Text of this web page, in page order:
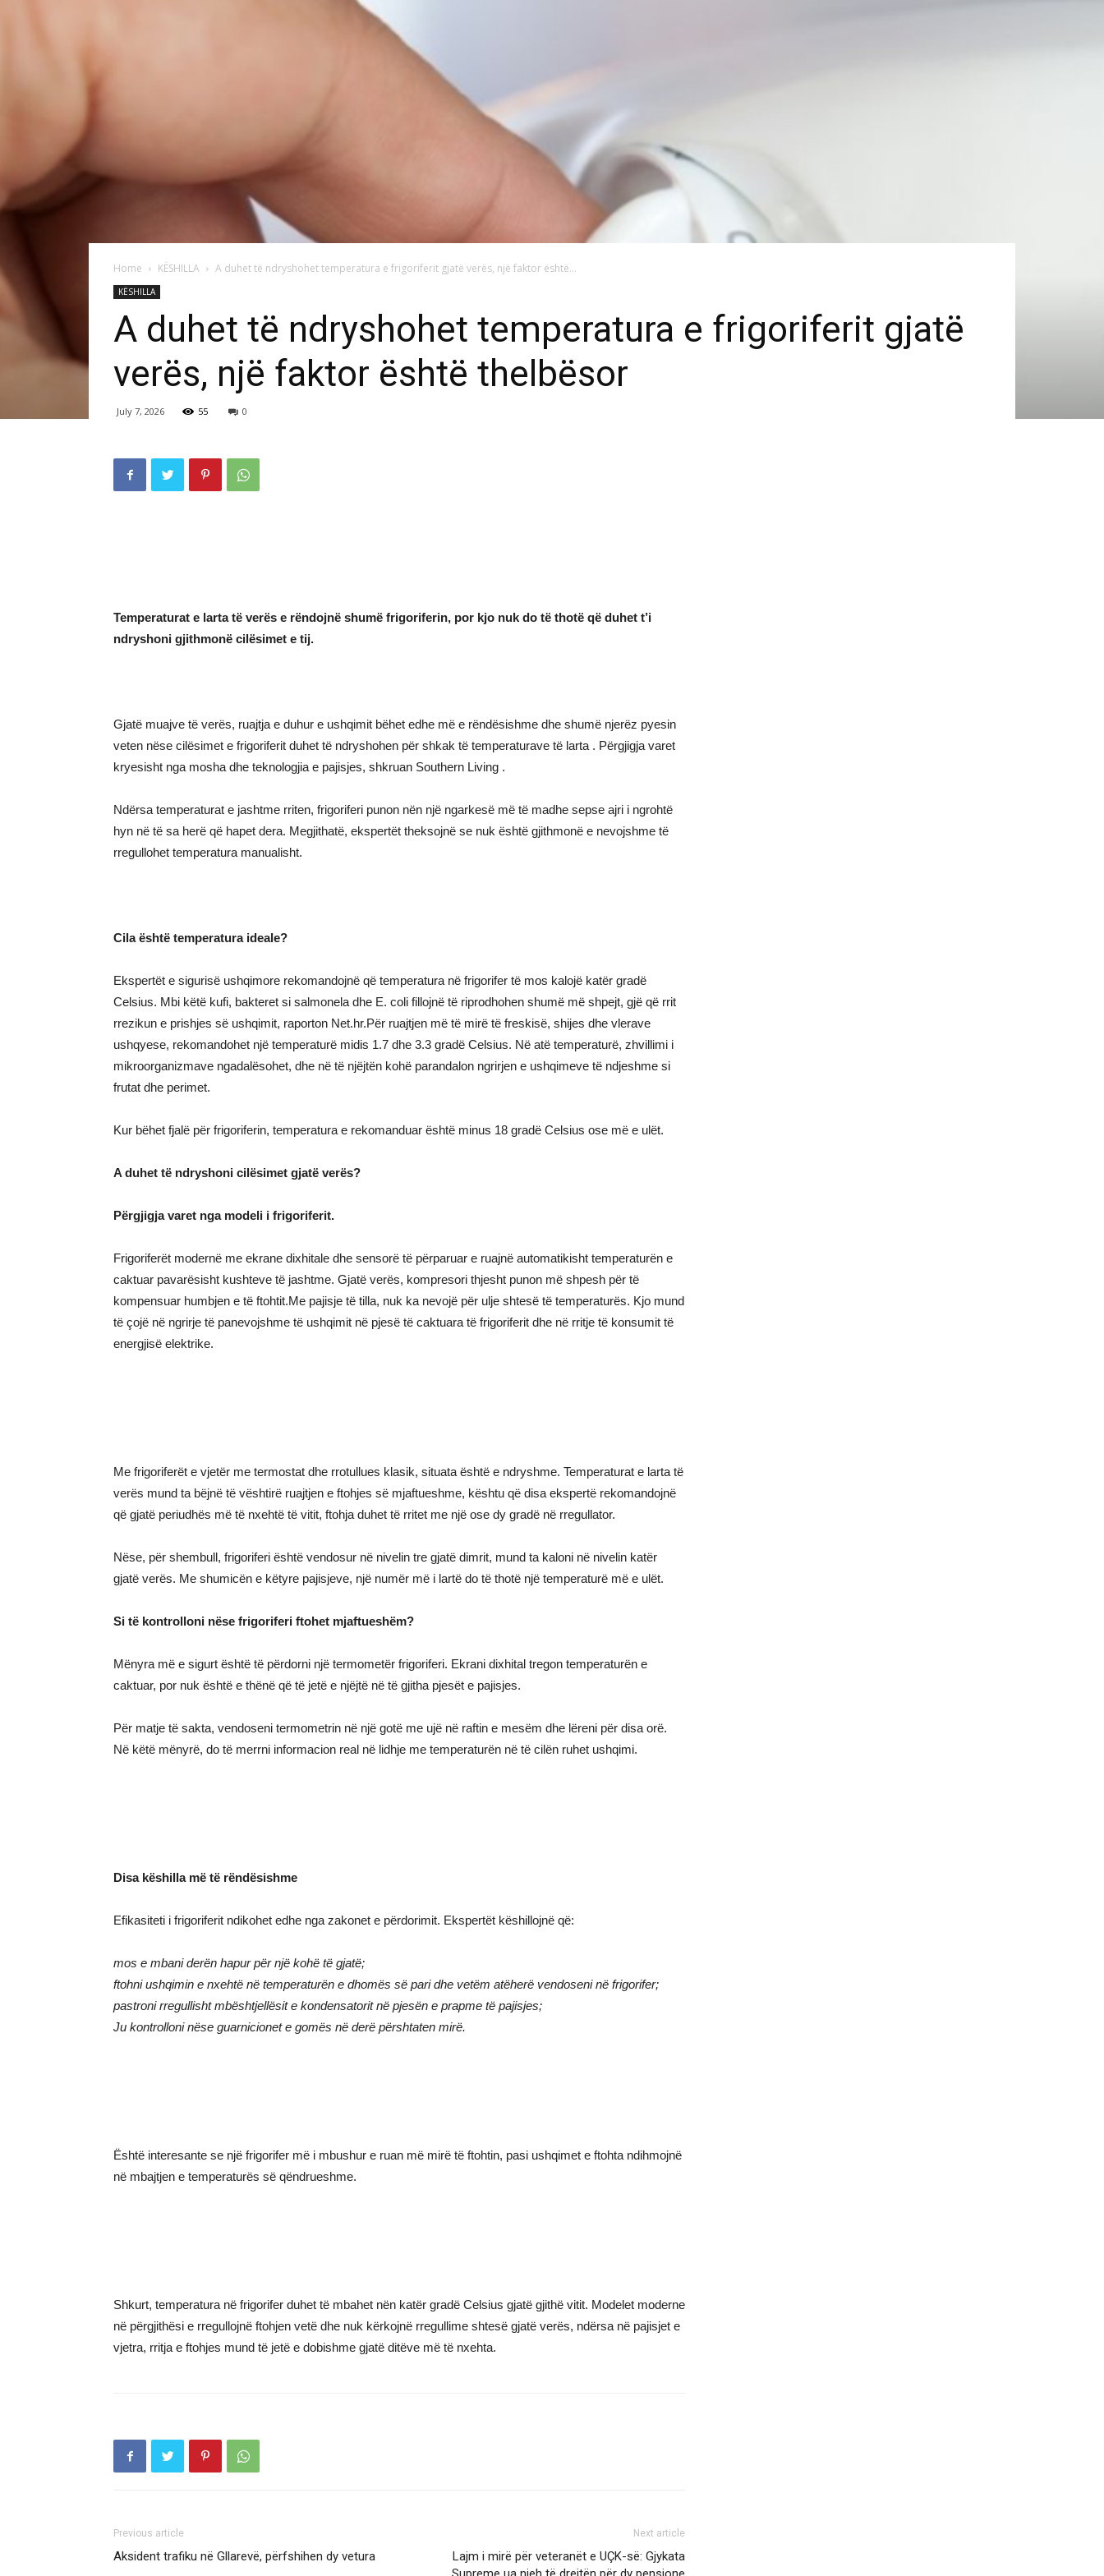
Home KËSHILLA A duhet të ndryshohet temperatura e frigoriferit gjatë verës, një faktor është...
KËSHILLA
A duhet të ndryshohet temperatura e frigoriferit gjatë
verës, një faktor është thelbësor
July 7, 2026 55 0
Temperaturat e larta të verës e rëndojnë shumë frigoriferin, por kjo nuk do të thotë që duhet t’i
ndryshoni gjithmonë cilësimet e tij.
Gjatë muajve të verës, ruajtja e duhur e ushqimit bëhet edhe më e rëndësishme dhe shumë njerëz pyesin
veten nëse cilësimet e frigoriferit duhet të ndryshohen për shkak të temperaturave të larta . Përgjigja varet
kryesisht nga mosha dhe teknologjia e pajisjes, shkruan Southern Living .
Ndërsa temperaturat e jashtme rriten, frigoriferi punon nën një ngarkesë më të madhe sepse ajri i ngrohtë
hyn në të sa herë që hapet dera. Megjithatë, ekspertët theksojnë se nuk është gjithmonë e nevojshme të
rregullohet temperatura manualisht.
Cila është temperatura ideale?
Ekspertët e sigurisë ushqimore rekomandojnë që temperatura në frigorifer të mos kalojë katër gradë
Celsius. Mbi këtë kufi, bakteret si salmonela dhe E. coli fillojnë të riprodhohen shumë më shpejt, gjë që rrit
rrezikun e prishjes së ushqimit, raporton Net.hr.Për ruajtjen më të mirë të freskisë, shijes dhe vlerave
ushqyese, rekomandohet një temperaturë midis 1.7 dhe 3.3 gradë Celsius. Në atë temperaturë, zhvillimi i
mikroorganizmave ngadalësohet, dhe në të njëjtën kohë parandalon ngrirjen e ushqimeve të ndjeshme si
frutat dhe perimet.
Kur bëhet fjalë për frigoriferin, temperatura e rekomanduar është minus 18 gradë Celsius ose më e ulët.
A duhet të ndryshoni cilësimet gjatë verës?
Përgjigja varet nga modeli i frigoriferit.
Frigoriferët modernë me ekrane dixhitale dhe sensorë të përparuar e ruajnë automatikisht temperaturën e
caktuar pavarësisht kushteve të jashtme. Gjatë verës, kompresori thjesht punon më shpesh për të
kompensuar humbjen e të ftohtit.Me pajisje të tilla, nuk ka nevojë për ulje shtesë të temperaturës. Kjo mund
të çojë në ngrirje të panevojshme të ushqimit në pjesë të caktuara të frigoriferit dhe në rritje të konsumit të
energjisë elektrike.
Me frigoriferët e vjetër me termostat dhe rrotullues klasik, situata është e ndryshme. Temperaturat e larta të
verës mund ta bëjnë të vështirë ruajtjen e ftohjes së mjaftueshme, kështu që disa ekspertë rekomandojnë
që gjatë periudhës më të nxehtë të vitit, ftohja duhet të rritet me një ose dy gradë në rregullator.
Nëse, për shembull, frigoriferi është vendosur në nivelin tre gjatë dimrit, mund ta kaloni në nivelin katër
gjatë verës. Me shumicën e këtyre pajisjeve, një numër më i lartë do të thotë një temperaturë më e ulët.
Si të kontrolloni nëse frigoriferi ftohet mjaftueshëm?
Mënyra më e sigurt është të përdorni një termometër frigoriferi. Ekrani dixhital tregon temperaturën e
caktuar, por nuk është e thënë që të jetë e njëjtë në të gjitha pjesët e pajisjes.
Për matje të sakta, vendoseni termometrin në një gotë me ujë në raftin e mesëm dhe lëreni për disa orë.
Në këtë mënyrë, do të merrni informacion real në lidhje me temperaturën në të cilën ruhet ushqimi.
Disa këshilla më të rëndësishme
Efikasiteti i frigoriferit ndikohet edhe nga zakonet e përdorimit. Ekspertët këshillojnë që:
mos e mbani derën hapur për një kohë të gjatë;
ftohni ushqimin e nxehtë në temperaturën e dhomës së pari dhe vetëm atëherë vendoseni në frigorifer;
pastroni rregullisht mbështjellësit e kondensatorit në pjesën e prapme të pajisjes;
Ju kontrolloni nëse guarnicionet e gomës në derë përshtaten mirë.
Është interesante se një frigorifer më i mbushur e ruan më mirë të ftohtin, pasi ushqimet e ftohta ndihmojnë
në mbajtjen e temperaturës së qëndrueshme.
Shkurt, temperatura në frigorifer duhet të mbahet nën katër gradë Celsius gjatë gjithë vitit. Modelet moderne
në përgjithësi e rregullojnë ftohjen vetë dhe nuk kërkojnë rregullime shtesë gjatë verës, ndërsa në pajisjet e
vjetra, rritja e ftohjes mund të jetë e dobishme gjatë ditëve më të nxehta.
Previous article
Aksident trafiku në Gllarevë, përfshihen dy vetura
Next article
Lajm i mirë për veteranët e UÇK-së: Gjykata